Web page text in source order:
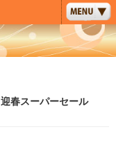
春スーパーセール